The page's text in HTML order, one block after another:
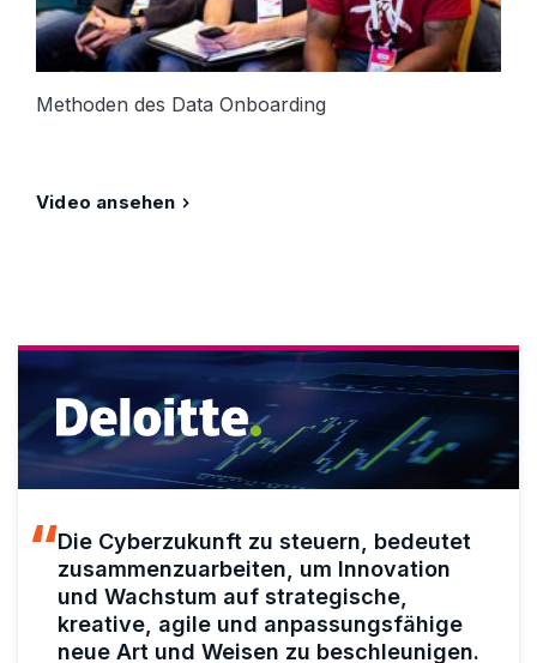
Methoden des Data Onboarding
Video ansehen
Die Cyberzukunft zu steuern, bedeutet
zusammenzuarbeiten, um Innovation
und Wachstum auf strategische,
kreative, agile und anpassungsfähige
neue Art und Weisen zu beschleunigen.